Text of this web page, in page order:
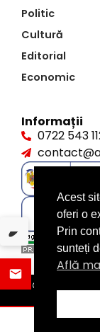
Politic
Cultură
Editorial
Economic
Informații
0722 543
©2026
Acest
oferi o
Prin
sunteți
Află